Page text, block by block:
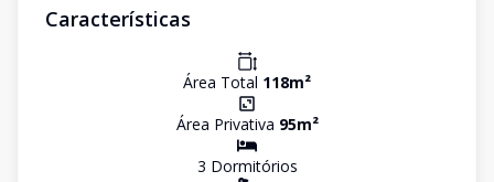
Características
Área Total 118m²
Área Privativa 95m²
3 Dormitórios